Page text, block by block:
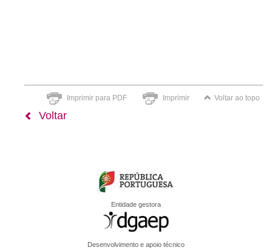
Imprimir para PDF Imprimir Voltar ao topo
Voltar
Entidade gestora
Desenvolvimento e apoio técnico